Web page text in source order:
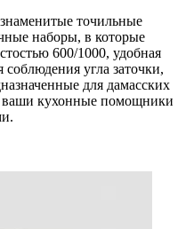
точильные
наборы, в которые
600/1000, удобная
угла заточки,
для дамасских
кухонные помощники